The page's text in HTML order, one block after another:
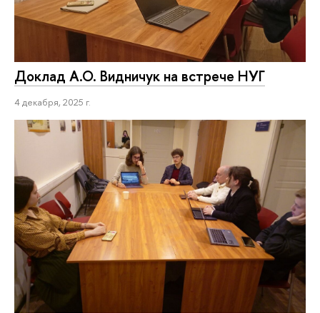
Доклад А.О. Видничук на встрече НУГ
4 декабря, 2025 г.